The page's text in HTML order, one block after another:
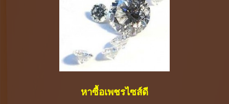
หาซื้อเพชรไซส์ดี